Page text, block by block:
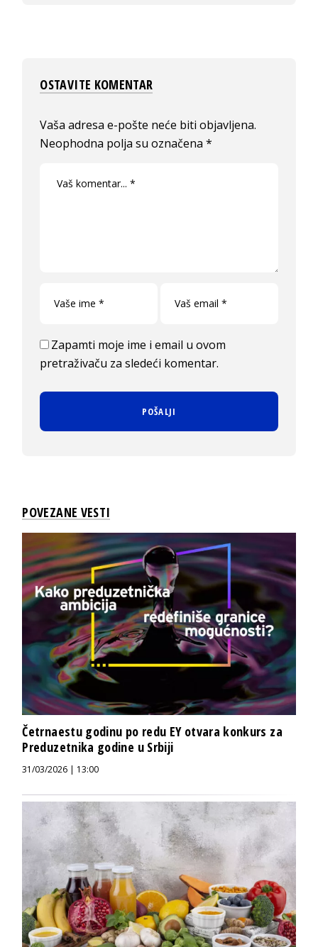
OSTAVITE KOMENTAR
Vaša adresa e-pošte neće biti objavljena.
Neophodna polja su označena*
Zapamti moje ime i email u ovom
pretraživaču za sledeći komentar.
POVEZANE VESTI
Četrnaestu godinu po redu EY otvara konkurs za
Preduzetnika godine u Srbiji
31/03/2026 | 13:00